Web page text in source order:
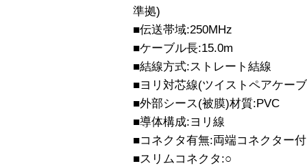
準拠)
■伝送帯域:250MHz
■ケーブル長:15.0m
■結線方式:ストレート結線
■ヨリ対芯線(ツイストペアケー
■外部シース(被膜)材質:PVC
■導体構成:ヨリ線
■コネクタ有無:両端コネクター付
■スリムコネクタ:○